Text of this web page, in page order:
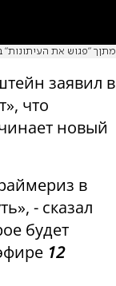
מתןך "פגוש את העיתונות"
заявил в
что
новый
в
- сказал
будет
12